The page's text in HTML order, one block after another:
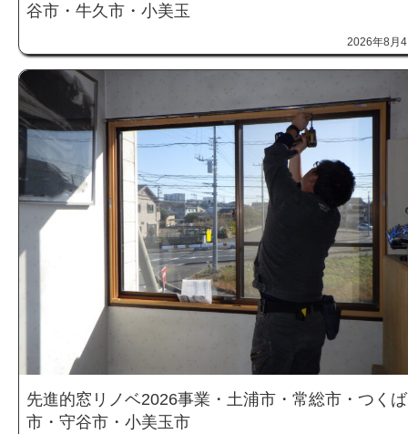
谷市・牛久市・小美玉
2026年8月
先進的窓リノベ2026事業・土浦市・常総市・つくば
市・守谷市・小美玉市